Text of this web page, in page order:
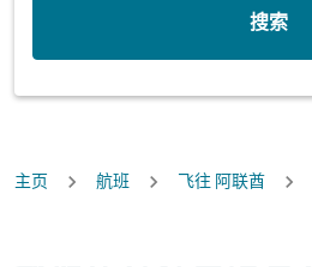
搜索
主页 航班 飞往 阿联酋